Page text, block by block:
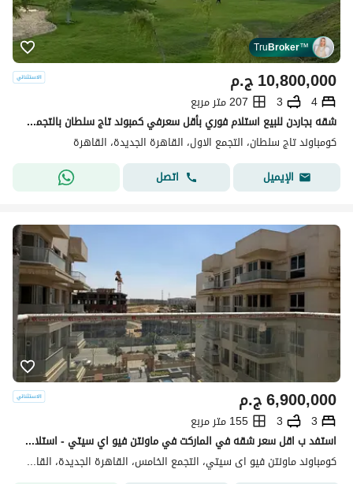
TruBroker™
ج.م10,800,000
4
3
207 متر مربع
شقه بجاردن للبيع استلام فوري بأقل سعرفي كمبوند تاج سلطان بالتجمع الخامس
كومباوند تاج سلطان، التجمع الاول، القاهرة الجديدة، القاهرة
الإيميل
اتصل
ج.م6,900,000
3
3
155 متر مربع
استفد ب اقل سعر شقه في الماركت في ماونتن فيو اي سيتي - استلام فوري - متشطبه بالتكيفات - برايم لوكيشن - forsale in mountain view i city - new cairo
كومباوند ماونتن فيو اى سيتي، التجمع الخامس، القاهرة الجديدة، القاهرة